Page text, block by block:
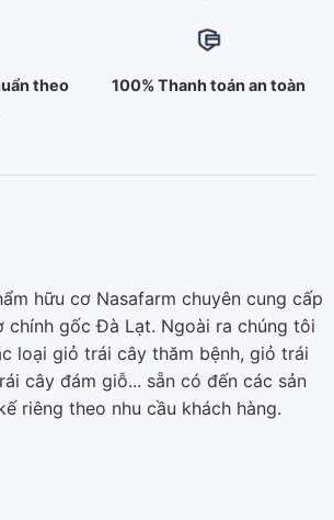
theo
100% Thanh toán an toàn
hữu cơ Nasafarm chuyên cung cấp
chính gốc Đà Lạt. Ngoài ra chúng tôi
loại giỏ trái cây thăm bệnh, giỏ trái
cây đám giỗ... sẵn có đến các sản
riêng theo nhu cầu khách hàng.